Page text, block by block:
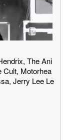
The Ani
Cult, Motorhea
Jerry Lee Le
George